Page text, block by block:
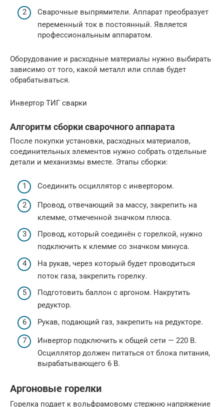
Сварочные выпрямители. Аппарат преобразует
переменный ток в постоянный. Является
профессиональным аппаратом.
Оборудование и расходные материалы нужно выбирать
зависимо от того, какой металл или сплав будет
обрабатываться.
Инвертор ТИГ сварки
Алгоритм сборки сварочного аппарата
После покупки установки, расходных материалов,
соединительных элементов нужно собрать отдельные
детали и механизмы вместе. Этапы сборки:
Соединить осциллятор с инвертором.
Провод, отвечающий за массу, закрепить на
клемме, отмеченной значком плюса.
Провод, который соединён с горелкой, нужно
подключить к клемме со значком минуса.
На рукав, через который будет проводиться
поток газа, закрепить горелку.
Подготовить баллон с аргоном. Накрутить
редуктор.
Рукав, подающий газ, закрепить на редукторе.
Инвертор подключить к общей сети — 220 В.
Осциллятор должен питаться от блока питания,
вырабатывающего 6 В.
Аргоновые горелки
Горелка подает к вольфрамовому стержню напряжение